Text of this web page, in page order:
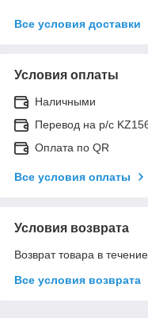
Все условия доставки
Условия оплаты
Наличными
Перевод на р/с
Оплата по QR
Все условия оплаты
Условия возврата
Возврат товара в
Все условия возврата